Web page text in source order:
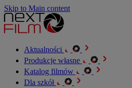
Skip to Main content
Aktualności
Produkcje własne
Katalog filmów
Dla szkół